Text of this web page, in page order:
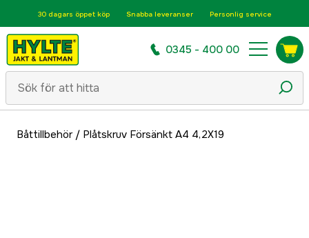
30 dagars öppet köp Snabba leveranser Personlig service
0345 - 400 00
Båttillbehör/ Plåtskruv Försänkt A4 4,2X19